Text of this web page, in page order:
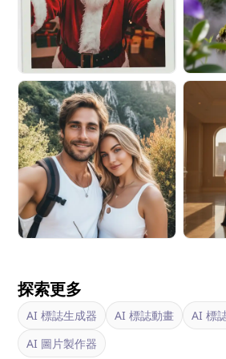
探索更多
AI 標誌生成器 AI 標誌動畫
AI 標
AI 圖片製作器